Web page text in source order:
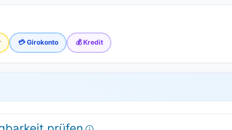
💳 Girokonto 💰 Kredit